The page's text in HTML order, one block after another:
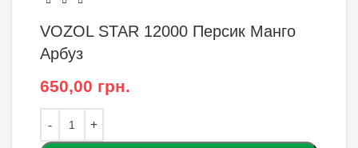
VOZOL STAR 12000 Персик Манго
Арбуз
650,00 грн.